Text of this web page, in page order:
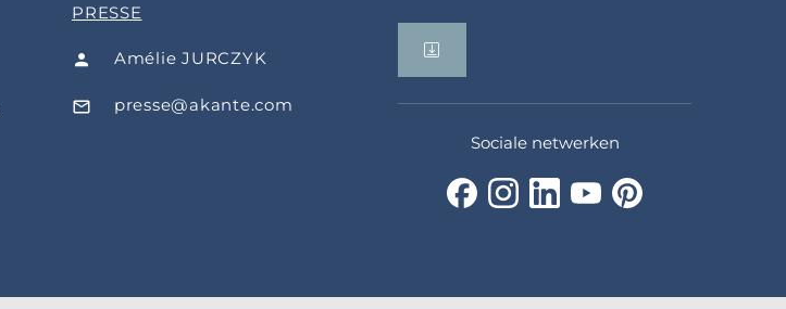
PRESSE
Amélie JURCZYK
presse@akante.com
Sociale netwerken